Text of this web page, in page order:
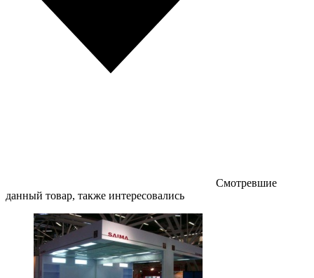
Смотревшие
данный товар, также интересовались